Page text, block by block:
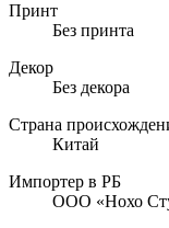
Принт
Без принта
Декор
Без декора
Страна
Китай
Импортер в РБ
ООО «Нохо